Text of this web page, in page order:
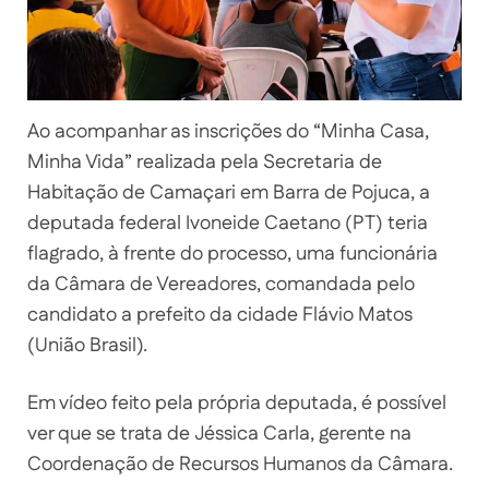
Ao acompanhar as inscrições do “Minha Casa,
Minha Vida” realizada pela Secretaria de
Habitação de Camaçari em Barra de Pojuca, a
deputada federal Ivoneide Caetano (PT) teria
flagrado, à frente do processo, uma funcionária
da Câmara de Vereadores, comandada pelo
candidato a prefeito da cidade Flávio Matos
(União Brasil).
Em vídeo feito pela própria deputada, é possível
ver que se trata de Jéssica Carla, gerente na
Coordenação de Recursos Humanos da Câmara.